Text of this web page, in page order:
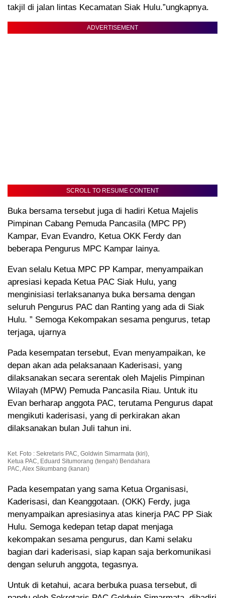
takjil di jalan lintas Kecamatan Siak Hulu.”ungkapnya.
ADVERTISEMENT
SCROLL TO RESUME CONTENT
Buka bersama tersebut juga di hadiri Ketua Majelis
Pimpinan Cabang Pemuda Pancasila (MPC PP)
Kampar, Evan Evandro, Ketua OKK Ferdy dan
beberapa Pengurus MPC Kampar lainya.
Evan selalu Ketua MPC PP Kampar, menyampaikan
apresiasi kepada Ketua PAC Siak Hulu, yang
menginisiasi terlaksananya buka bersama dengan
seluruh Pengurus PAC dan Ranting yang ada di Siak
Hulu. ” Semoga Kekompakan sesama pengurus, tetap
terjaga, ujarnya
Pada kesempatan tersebut, Evan menyampaikan, ke
depan akan ada pelaksanaan Kaderisasi, yang
dilaksanakan secara serentak oleh Majelis Pimpinan
Wilayah (MPW) Pemuda Pancasila Riau. Untuk itu
Evan berharap anggota PAC, terutama Pengurus dapat
mengikuti kaderisasi, yang di perkirakan akan
dilaksanakan bulan Juli tahun ini.
Ket. Foto : Sekretaris PAC, Goldwin Simarmata (kiri),
Ketua PAC, Eduard Situmorang (tengah) Bendahara
PAC, Alex Sikumbang (kanan)
Pada kesempatan yang sama Ketua Organisasi,
Kaderisasi, dan Keanggotaan. (OKK) Ferdy, juga
menyampaikan apresiasinya atas kinerja PAC PP Siak
Hulu. Semoga kedepan tetap dapat menjaga
kekompakan sesama pengurus, dan Kami selaku
bagian dari kaderisasi, siap kapan saja berkomunikasi
dengan seluruh anggota, tegasnya.
Untuk di ketahui, acara berbuka puasa tersebut, di